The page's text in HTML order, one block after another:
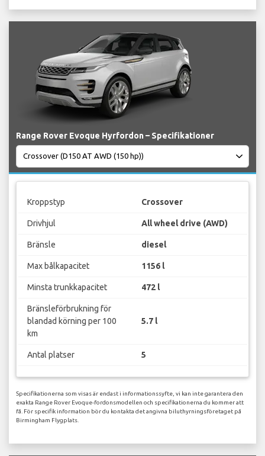
Range Rover Evoque Hyrfordon – Specifikationer
Kroppstyp Crossover
Drivhjul All wheel drive (AWD)
Bränsle diesel
Max bålkapacitet 1156 l
Minsta trunkkapacitet 472 l
Bränsleförbrukning för
blandad körning per 100
km
5.7 l
Antal platser 5
Specifikationerna som visas är endast i informationssyfte, vi kan inte garantera den
exakta Range Rover Evoque-fordonsmodellen och specifikationerna du kommer att
få. För specifik information bör du kontakta det angivna biluthyrningsföretaget på
Birmingham Flygplats.